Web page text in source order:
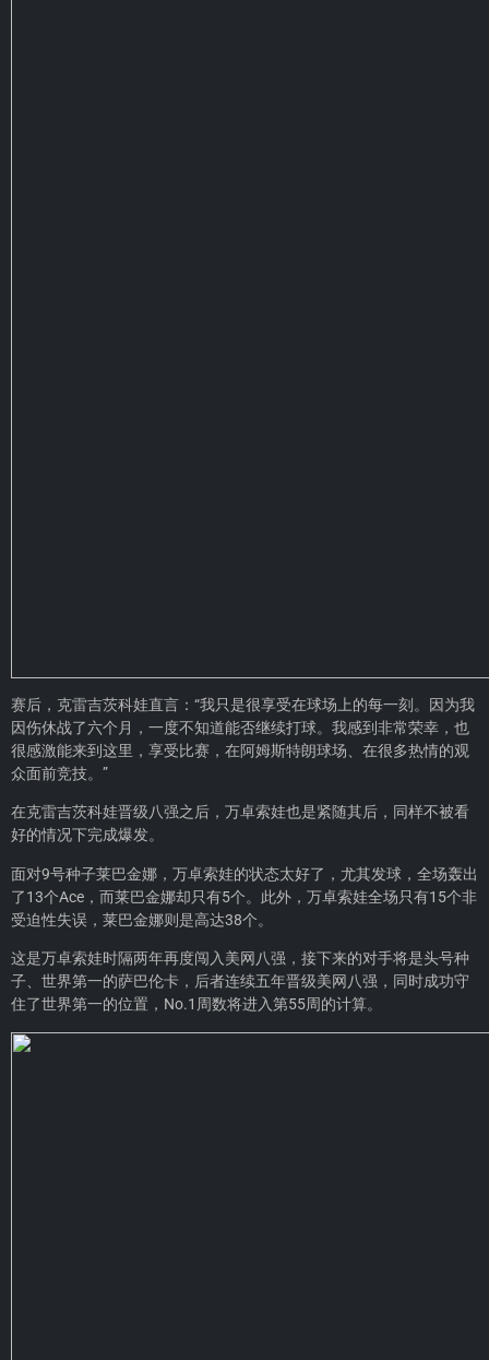
赛后，克雷吉茨科娃直言：“我只是很享受在球场上的每一刻。因为我
因伤休战了六个月，一度不知道能否继续打球。我感到非常荣幸，也
很感激能来到这里，享受比赛，在阿姆斯特朗球场、在很多热情的观
众面前竞技。”
在克雷吉茨科娃晋级八强之后，万卓索娃也是紧随其后，同样不被看
好的情况下完成爆发。
面对9号种子莱巴金娜，万卓索娃的状态太好了，尤其发球，全场轰出
了13个Ace，而莱巴金娜却只有5个。此外，万卓索娃全场只有15个非
受迫性失误，莱巴金娜则是高达38个。
这是万卓索娃时隔两年再度闯入美网八强，接下来的对手将是头号种
子、世界第一的萨巴伦卡，后者连续五年晋级美网八强，同时成功守
住了世界第一的位置，No.1周数将进入第55周的计算。